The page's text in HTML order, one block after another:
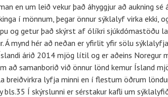
en um leið vekur það áhyggjur að aukning
í mönnum, þegar önnur sýklalyf virka
og getur það skýrst af ólíkri sjúkdómastöðu
Á mynd hér að neðan er yfirlit yfir sölu
árið 2014 mjög lítil og er aðeins Noregur
að samanborið við önnur lönd kemur Ísland
breiðvirkra lyfja minni en í flestum öðrum
bls.35 Í skýrslunni er sérstakur kafli um